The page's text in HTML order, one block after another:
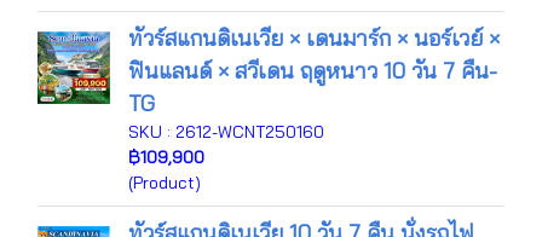
ทัวร์สแกนดิเนเวีย × เดนมาร์ก × นอร์เวย์ ×
ฟินแลนด์ × สวีเดน ฤดูหนาว 10 วัน 7 คืน-
TG
SKU : 2612-WCNT250160
฿109,900
(Product)